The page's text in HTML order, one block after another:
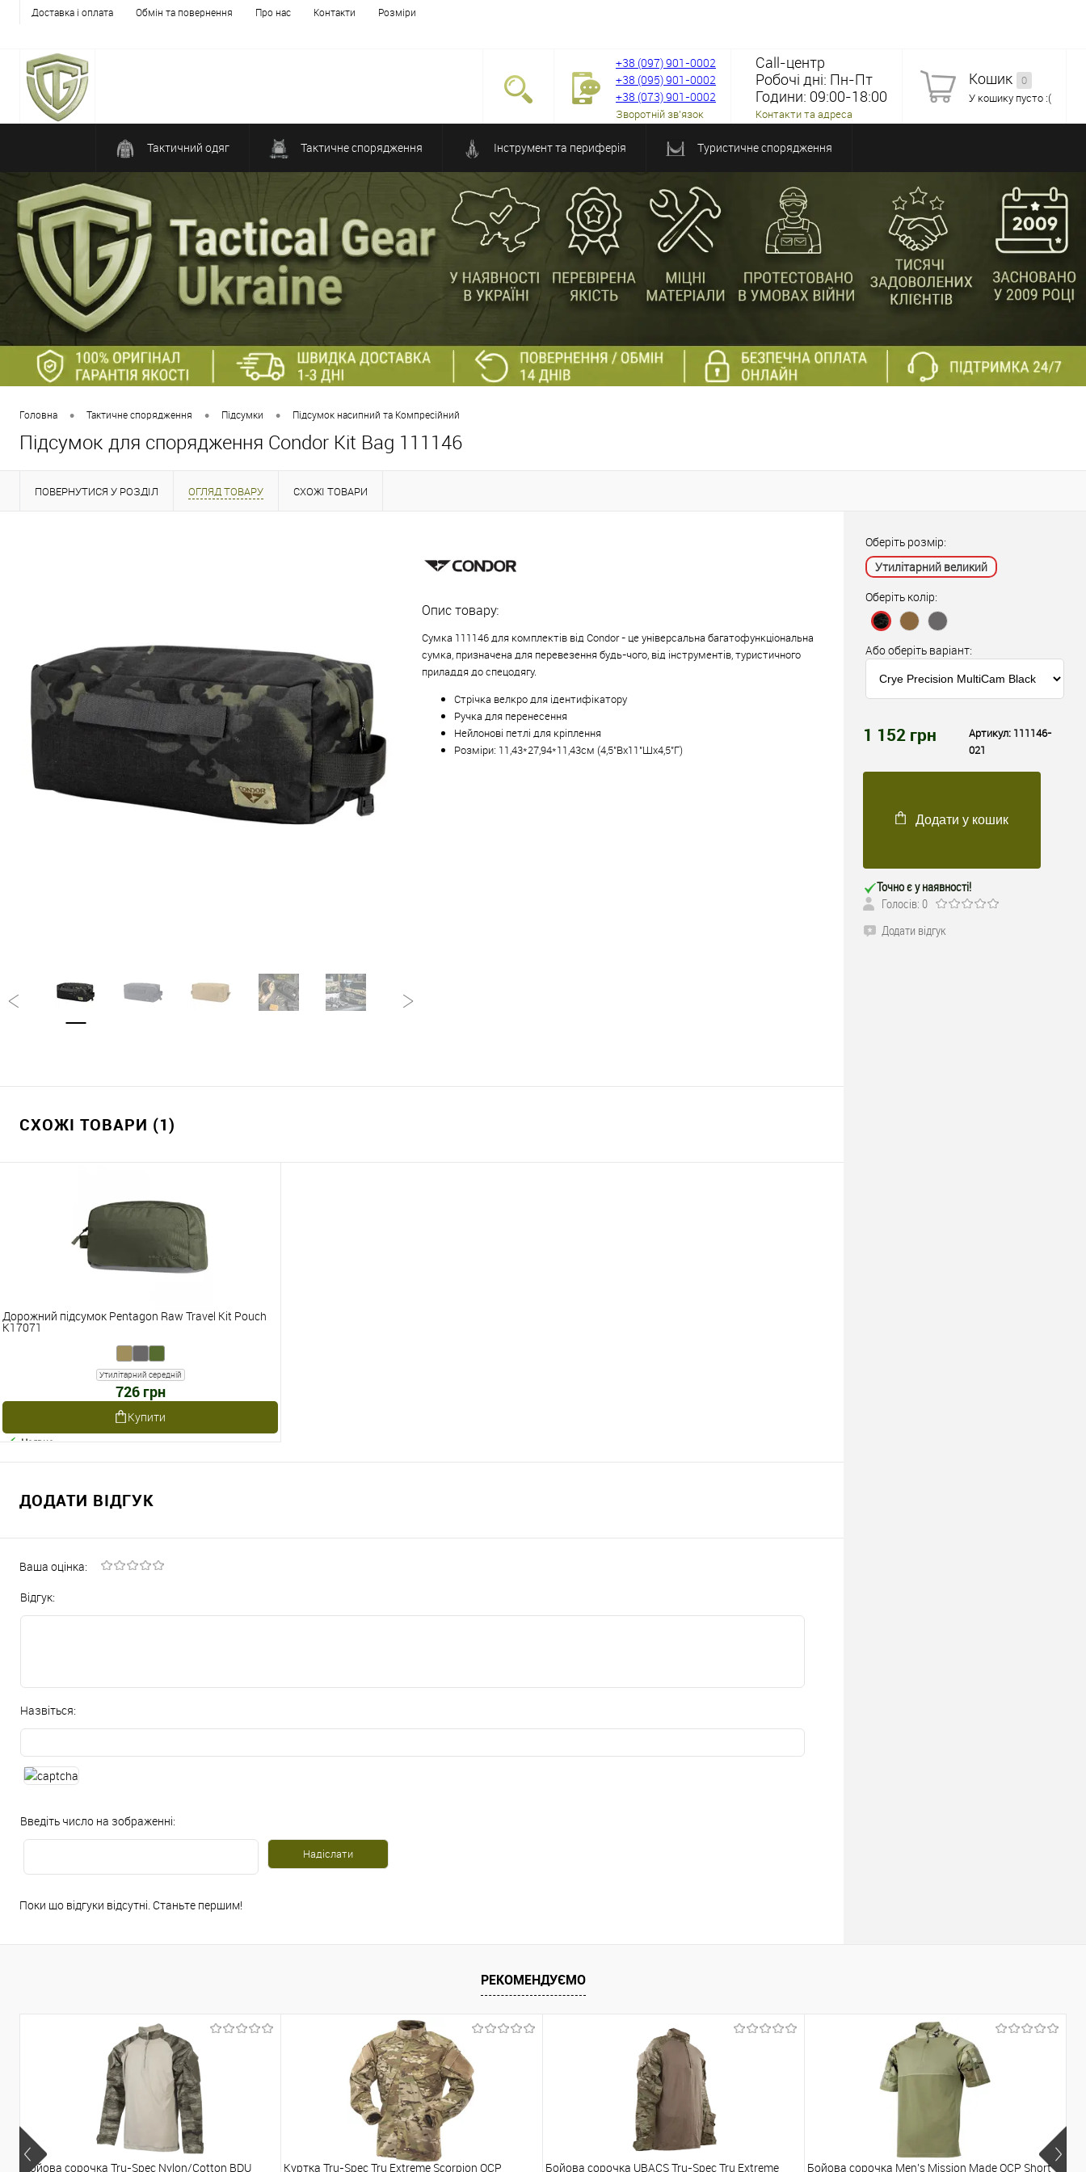
Доставка і оплата Обмін та повернення Про нас Контакти Розміри
+38 (097) 901-0002
+38 (095) 901-0002
+38 (073) 901-0002
Зворотній зв'язок
Call-центр
Робочі дні: Пн-Пт
Години: 09:00-18:00
Контакти та адреса
Кошик
0
У кошику пусто :(
Тактичний одяг Тактичне спорядження Інструмент та периферія Туристичне спорядження
Головна • Тактичне спорядження • Підсумки • Підсумок насипний та Компресійний
Підсумок для спорядження Condor Kit Bag 111146
ПОВЕРНУТИСЯ У РОЗДІЛ ОГЛЯД ТОВАРУ СХОЖІ ТОВАРИ
Опис товару:
Сумка 111146 для комплектів від Condor - це універсальна багатофункціональна
сумка, призначена для перевезення будь-чого, від інструментів, туристичного
приладдя до спецодягу.
Стрічка велкро для ідентифікатору
Ручка для перенесення
Нейлонові петлі для кріплення
Розміри: 11,43*27,94*11,43см (4,5"Вx11"Шx4,5"Г)
СХОЖІ ТОВАРИ (1)
Дорожний підсумок Pentagon Raw Travel Kit Pouch
K17071
Утилітарний середній
726 грн
Купити
Наявне
ДОДАТИ ВІДГУК
Ваша оцінка:
Відгук:
Назвіться:
Введіть число на зображенні:
Поки що відгуки відсутні. Станьте першим!
Оберіть розмір:
Утилітарний великий
Оберіть колір:
Або оберіть варіант:
1 152 грн Артикул: 111146-
021
Додати у кошик
Точно є у наявності!
Голосів: 0
Додати відгук
РЕКОМЕНДУЄМО
Бойова сорочка Tru-Spec Nylon/Cotton BDU Куртка Tru-Spec Tru Extreme Scorpion OCP Бойова сорочка UBACS Tru-Spec Tru Extreme Бойова сорочка Men's Mission Made OCP Short